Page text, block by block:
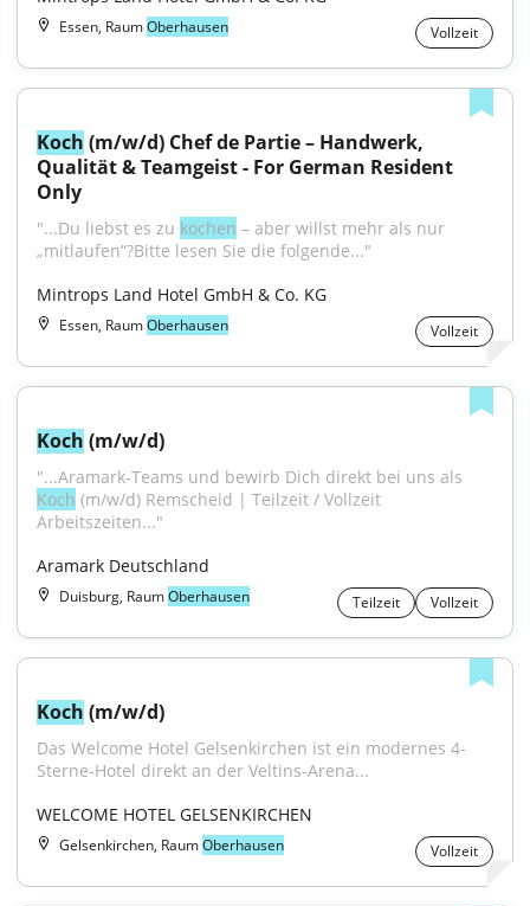
Essen, RaumOberhausen Vollzeit
Koch (m/w/d) Chef de Partie – Handwerk,
Qualität & Teamgeist - For German Resident
Only
"...Du liebst es zu kochen – aber willst mehr als nur
„mitlaufen“?Bitte lesen Sie die folgende..."
Mintrops Land Hotel GmbH & Co. KG
Essen, RaumOberhausen Vollzeit
Koch (m/w/d)
Koch (m/w/d) Remscheid | Teilzeit / Vollzeit
Arbeitszeiten..."
Aramark Deutschland
Duisburg, RaumOberhausen Teilzeit Vollzeit
Koch (m/w/d)
Das Welcome Hotel Gelsenkirchen ist ein modernes 4-
Sterne-Hotel direkt an der Veltins-Arena...
WELCOME HOTEL GELSENKIRCHEN
Gelsenkirchen, RaumOberhausen Vollzeit